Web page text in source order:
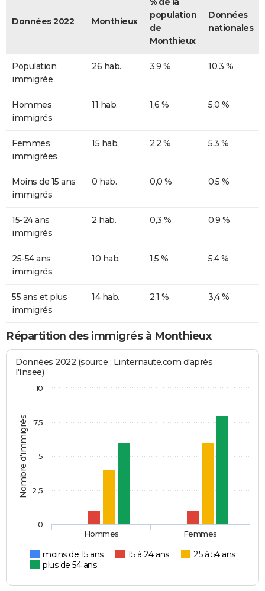
Données 2022 Monthieux
population
de
Monthieux
Données
nationales
Population
immigrée
26 hab. 3,9 % 10,3 %
Hommes
immigrés
11 hab. 1,6 % 5,0 %
Femmes
immigrées
15 hab. 2,2 % 5,3 %
Moins de 15 ans
immigrés
0 hab. 0,0 % 0,5 %
15-24 ans
immigrés
2 hab. 0,3 % 0,9 %
25-54 ans
immigrés
10 hab. 1,5 % 5,4 %
55 ans et plus
immigrés
14 hab. 2,1 % 3,4 %
Répartition des immigrés à Monthieux
Nombre d'immigrés
Données 2022 (source : Linternaute.com d'après
l'Insee)
moins de 15 ans 15 à 24 ans
25 à 54 ans
plus de 54 ans
Hommes Femmes
0
2,5
5
7,5
10